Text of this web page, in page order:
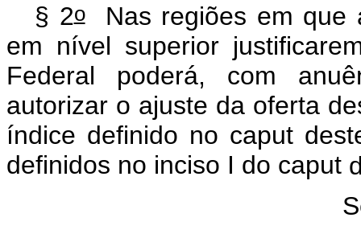
§ 2oNas regiões em que
em nível superior
Federal poderá, com
autorizar o ajuste da oferta
índice definido no caput
definidos no inciso I do caput